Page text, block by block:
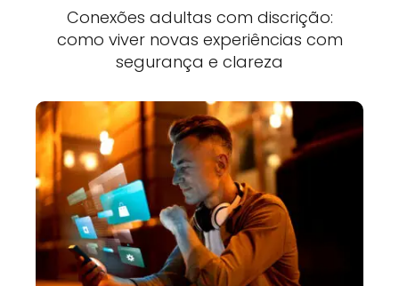
Conexões adultas com discrição:
como viver novas experiências com
segurança e clareza